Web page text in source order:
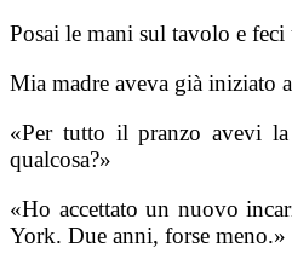
Posai le mani sul tavolo e
Mia madre aveva già iniziato
«Per tutto il pranzo avevi la
qualcosa?»
«Ho accettato un nuovo
York. Due anni, forse meno.»